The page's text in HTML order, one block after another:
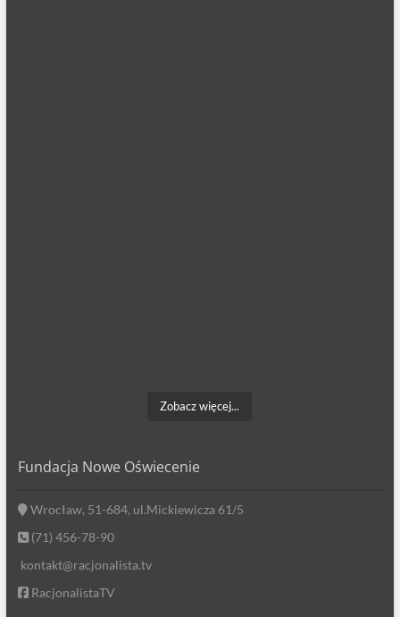
Zobacz więcej...
Fundacja Nowe Oświecenie
Wrocław, 51-684, ul.Mickiewicza 61/5
(71) 456-78-90
kontakt@racjonalista.tv
RacjonalistaTV